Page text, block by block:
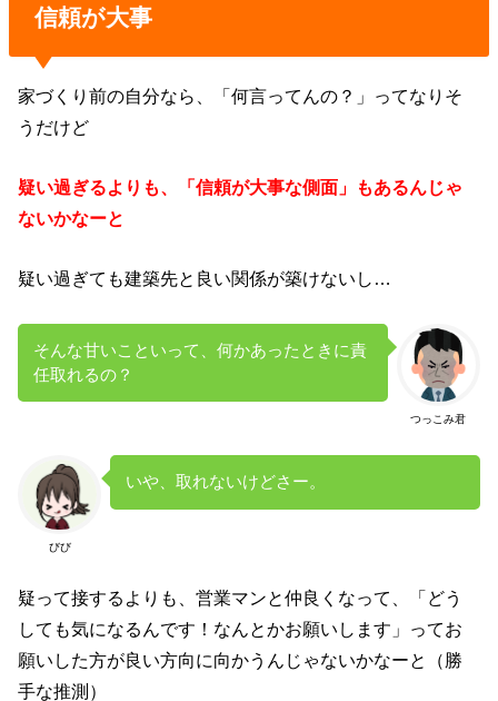
信頼が大事
家づくり前の自分なら、「何言ってんの？」ってなりそ
うだけど
疑い過ぎるよりも、「信頼が大事な側面」もあるんじゃ
ないかなーと
疑い過ぎても建築先と良い関係が築けないし…
つっこみ君
そんな甘いこといって、何かあったときに責
任取れるの？
びび
いや、取れないけどさー。
疑って接するよりも、営業マンと仲良くなって、「どう
しても気になるんです！なんとかお願いします」ってお
願いした方が良い方向に向かうんじゃないかなーと（勝
手な推測）